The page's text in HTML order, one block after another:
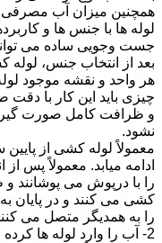
همچنین میزان آب مصرفی
لوله ها با جنس ها و
جست وجویی ساده می
بعد از انتخاب جنس،
هر واحد و نقشه موجود
چیزی باید این کار با
و ظرافت کامل صورت گیرد
نشود.
معمولاً لوله کشی از
ادامه میابد. معمولاً پس
را با درپوش می پوشانند
کشی می کنند و در پایان
را به همدیگر متصل می
2- آب را وارد لوله ها